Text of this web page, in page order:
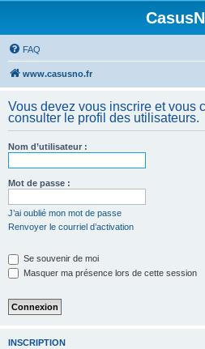
FAQ
www.casusno.fr
Vous devez vous inscrire et vous
consulter le profil des utilisateurs.
Nom d’utilisateur :
Mot de passe :
J’ai oublié mon mot de passe
Renvoyer le courriel d’activation
Se souvenir de moi
Masquer ma présence lors de cette session
INSCRIPTION